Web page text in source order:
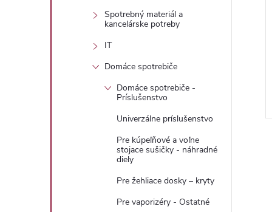
Spotrebný materiál a
kancelárske potreby
IT
Domáce spotrebiče
Domáce spotrebiče -
Príslušenstvo
Univerzálne príslušenstvo
Pre kúpeľňové a voľne
stojace sušičky - náhradné
diely
Pre žehliace dosky – kryty
Pre vaporizéry - Ostatné